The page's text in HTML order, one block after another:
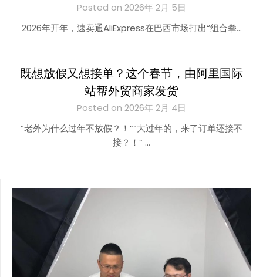
Posted on 2026年 2月 5日
2026年开年，速卖通AliExpress在巴西市场打出“组合拳…
既想放假又想接单？这个春节，由阿里国际
站帮外贸商家发货
Posted on 2026年 2月 4日
“老外为什么过年不放假？！”“大过年的，来了订单还接不
接？！” …